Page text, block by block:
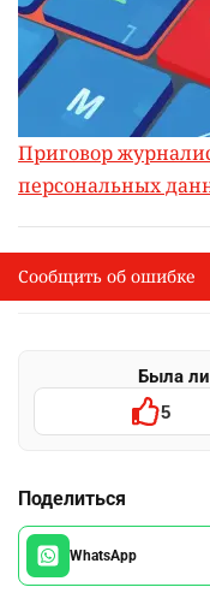
Приговор
персональных
I
Сообщить об опечатке
Выделите фрагмент и
Была ли
5
Поделиться
WhatsApp
Сообщить об ошибке